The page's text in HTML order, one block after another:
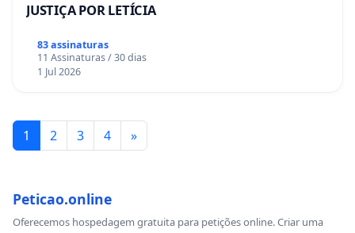
JUSTIÇA POR LETÍCIA
83 assinaturas
11 Assinaturas / 30 dias
1 Jul 2026
1 2 3 4 »
Peticao.online
Oferecemos hospedagem gratuita para petições online. Criar uma